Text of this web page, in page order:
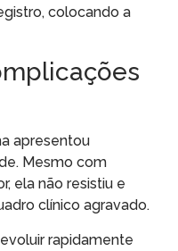
colocando a
apresentou
Mesmo com
ela não resistiu e
clínico agravado.
rapidamente